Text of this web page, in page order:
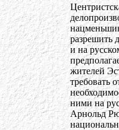
разрешить
и на
жителей
требовать
ними на
Арнольд